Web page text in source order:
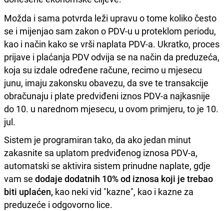
Možda i sama potvrda leži upravu o tome koliko često
se i mijenjao sam zakon o PDV-u u proteklom periodu,
kao i način kako se vrši naplata PDV-a. Ukratko, proces
prijave i plaćanja PDV odvija se na način da preduzeća,
koja su izdale određene račune, recimo u mjesecu
junu, imaju zakonsku obavezu, da sve te transakcije
obračunaju i plate predviđeni iznos PDV-a najkasnije
do 10. u narednom mjesecu, u ovom primjeru, to je 10.
jul.
Sistem je programiran tako, da ako jedan minut
zakasnite sa uplatom predviđenog iznosa PDV-a,
automatski se aktivira sistem prinudne naplate, gdje
vam se dodaje dodatnih 10% od iznosa koji je trebao
biti uplaćen, kao neki vid "kazne", kao i kazne za
preduzeće i odgovorno lice.